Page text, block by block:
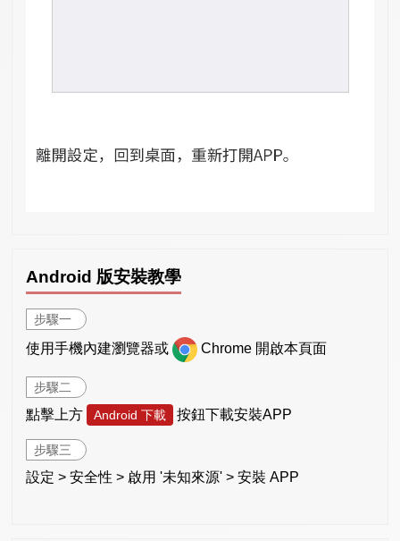
Android 版安裝教學
步驟一
使用手機內建瀏覽器或 Chrome 開啟本頁面
步驟二
點擊上方 Android 下載 按鈕下載安裝APP
步驟三
設定 > 安全性 > 啟用 '未知來源' > 安裝 APP